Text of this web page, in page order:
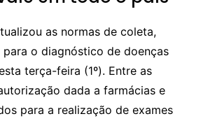
as normas de coleta,
para o diagnóstico de doenças
terça-feira (1º). Entre as
dada a farmácias e
para a realização de exames